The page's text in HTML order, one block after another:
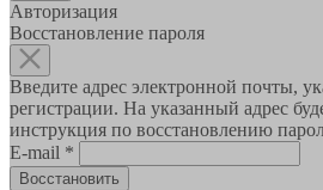
Авторизация
Восстановление пароля
Введите адрес электронной почты,
регистрации. На указанный адрес
инструкция по восстановлению
E-mail *